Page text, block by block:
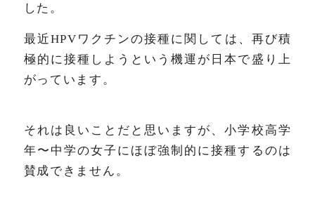
した。
最近HPVワクチンの接種に関しては、再び積
極的に接種しようという機運が日本で盛り上
がっています。
それは良いことだと思いますが、小学校高学
年〜中学の女子にほぼ強制的に接種するのは
賛成できません。